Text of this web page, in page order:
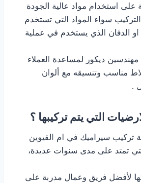
على استخدام مواد عالية الجودة
سواء المواد التي تستخدم
او الدفان الذي يستخدم في عملية
ديكور لمساعدة العملاء
مناسب وتنسيقه مع ألوان
.
التي يتم تركيبها ؟
تركيب سيراميك في ام القيوين
التي تمتد على مدى سنوات عديدة،
لأفضل فريق وعمال مدربة على